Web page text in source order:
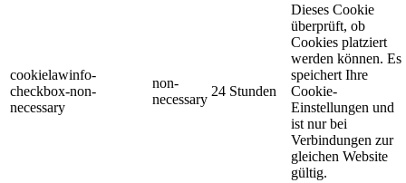
cookielawinfo-
checkbox-non-
necessary
non-
necessary
24 Stunden
Dieses Cookie
überprüft, ob
Cookies platziert
werden können. Es
speichert Ihre
Cookie-
Einstellungen und
ist nur bei
Verbindungen zur
gleichen Website
gültig.